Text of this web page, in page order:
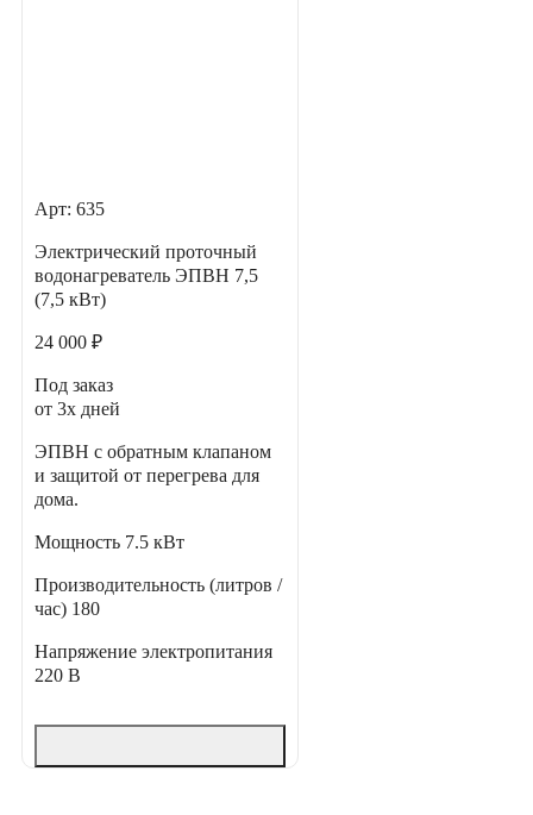
Арт: 635
Электрический проточный
водонагреватель ЭПВН 7,5
(7,5 кВт)
24 000 ₽
Под заказ
от 3х дней
ЭПВН с обратным клапаном
и защитой от перегрева для
дома.
Мощность 7.5 кВт
Производительность (литров /
час) 180
Напряжение электропитания
220 В